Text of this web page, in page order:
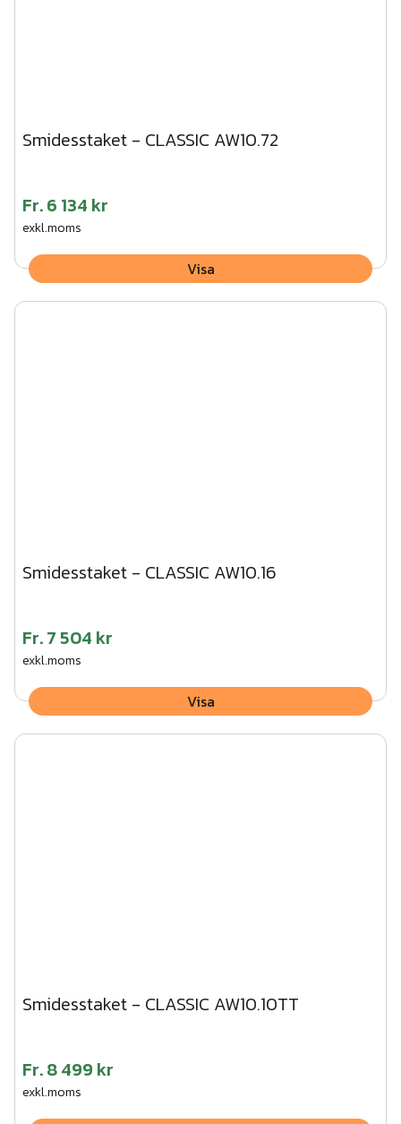
Smidesstaket - CLASSIC AW10.72
Fr.6 134 kr
exkl.moms
Visa
Smidesstaket - CLASSIC AW10.16
Fr.7 504 kr
exkl.moms
Visa
Smidesstaket - CLASSIC AW10.10TT
Fr.8 499 kr
exkl.moms